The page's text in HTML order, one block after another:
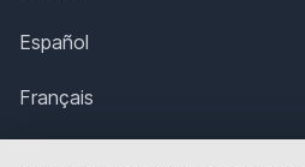
Español
Français